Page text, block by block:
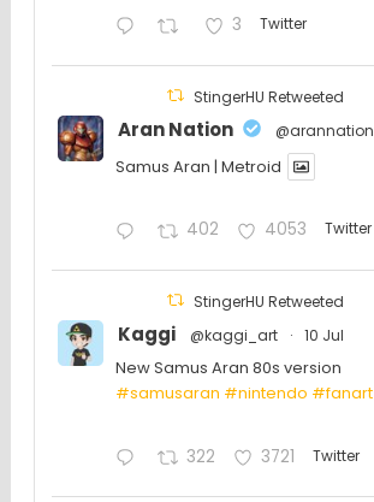
3 Twitter
StingerHU Retweeted
Aran Nation @arannation
Samus Aran | Metroid
402 4053 Twitter
StingerHU Retweeted
Kaggi @kaggi_art · 10 Jul
New Samus Aran 80s version
#samusaran #nintendo #fanartㅤㅤㅤㅤ
322 3721 Twitter